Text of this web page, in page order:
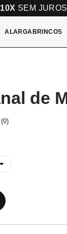
10X SEM JUROS
ALARGABRINCOS
de
(0)